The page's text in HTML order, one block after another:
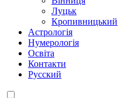
Луцьк
Кропивницький
Астрологія
Нумерологія
Освіта
Контакти
Русский